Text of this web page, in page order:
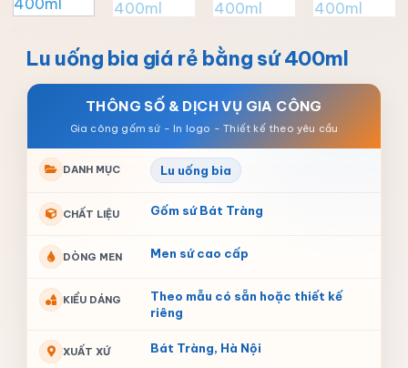
Lu uống bia giá rẻ bằng sứ 400ml
THÔNG SỐ & DỊCH VỤ GIA CÔNG
DANH MỤC Lu uống bia
CHẤT LIỆU Gốm sứ Bát Tràng
DÒNG MEN Men sứ cao cấp
KIỂU DÁNG
Theo mẫu có sẵn hoặc thiết kế
riêng
XUẤT XỨ Bát Tràng, Hà Nội